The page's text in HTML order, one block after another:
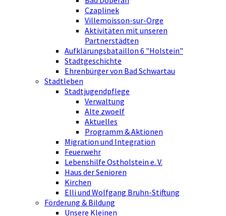
Czaplinek
Villemoisson-sur-Orge
Aktivitäten mit unseren
Partnerstädten
Aufklärungsbataillon 6 "Holstein"
Stadtgeschichte
Ehrenbürger von Bad Schwartau
Stadtleben
Stadtjugendpflege
Verwaltung
Alte zwoelf
Aktuelles
Programm & Aktionen
Migration und Integration
Feuerwehr
Lebenshilfe Ostholstein e. V.
Haus der Senioren
Kirchen
Elli und Wolfgang Bruhn-Stiftung
Förderung & Bildung
Unsere Kleinen